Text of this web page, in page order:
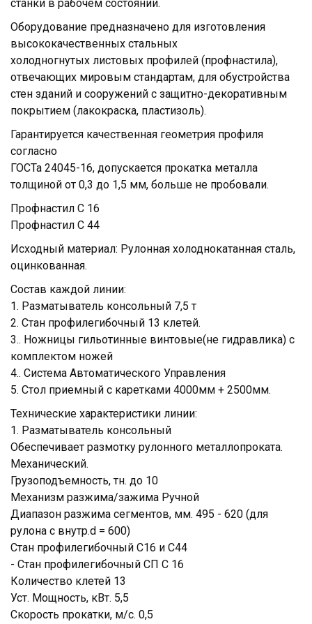
станки в рабочем состоянии.
Оборудование предназначено для изготовления
высококачественных стальных
холодногнутых листовых профилей (профнастила),
отвечающих мировым стандартам, для обустройства
стен зданий и сооружений с защитно-декоративным
покрытием (лакокраска, пластизоль).
Гарантируется качественная геометрия профиля
согласно
ГОСТа 24045-16, допускается прокатка металла
толщиной от 0,3 до 1,5 мм, больше не пробовали.
Профнастил С 16
Профнастил С 44
Исходный материал: Рулонная холоднокатанная сталь,
оцинкованная.
Состав каждой линии:
1. Разматыватель консольный 7,5 т
2. Стан профилегибочный 13 клетей.
3.. Ножницы гильотинные винтовые(не гидравлика) с
комплектом ножей
4.. Система Автоматического Управления
5. Стол приемный с каретками 4000мм + 2500мм.
Технические характеристики линии:
1. Разматыватель консольный
Обеспечивает размотку рулонного металлопроката.
Механический.
Грузоподъемность, тн. до 10
Механизм разжима/зажима Ручной
Диапазон разжима сегментов, мм. 495 - 620 (для
рулона с внутр.d = 600)
Стан профилегибочный С16 и С44
- Стан профилегибочный СП С 16
Количество клетей 13
Уст. Мощность, кВт. 5,5
Скорость прокатки, м/с. 0,5